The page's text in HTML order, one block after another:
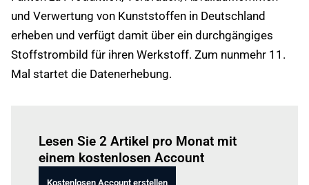
und Verwertung von Kunststoffen in Deutschland
erheben und verfügt damit über ein durchgängiges
Stoffstrombild für ihren Werkstoff. Zum nunmehr 11.
Mal startet die Datenerhebung.
Lesen Sie 2 Artikel pro Monat mit
einem kostenlosen Account
Kostenlosen Account erstellen